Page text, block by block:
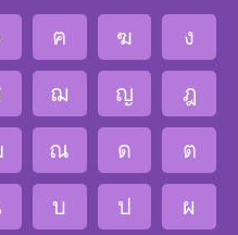
ฅ ฆ
ง
ฌ ญ
ฎ
ณ ด
ต
บ ป
ผ